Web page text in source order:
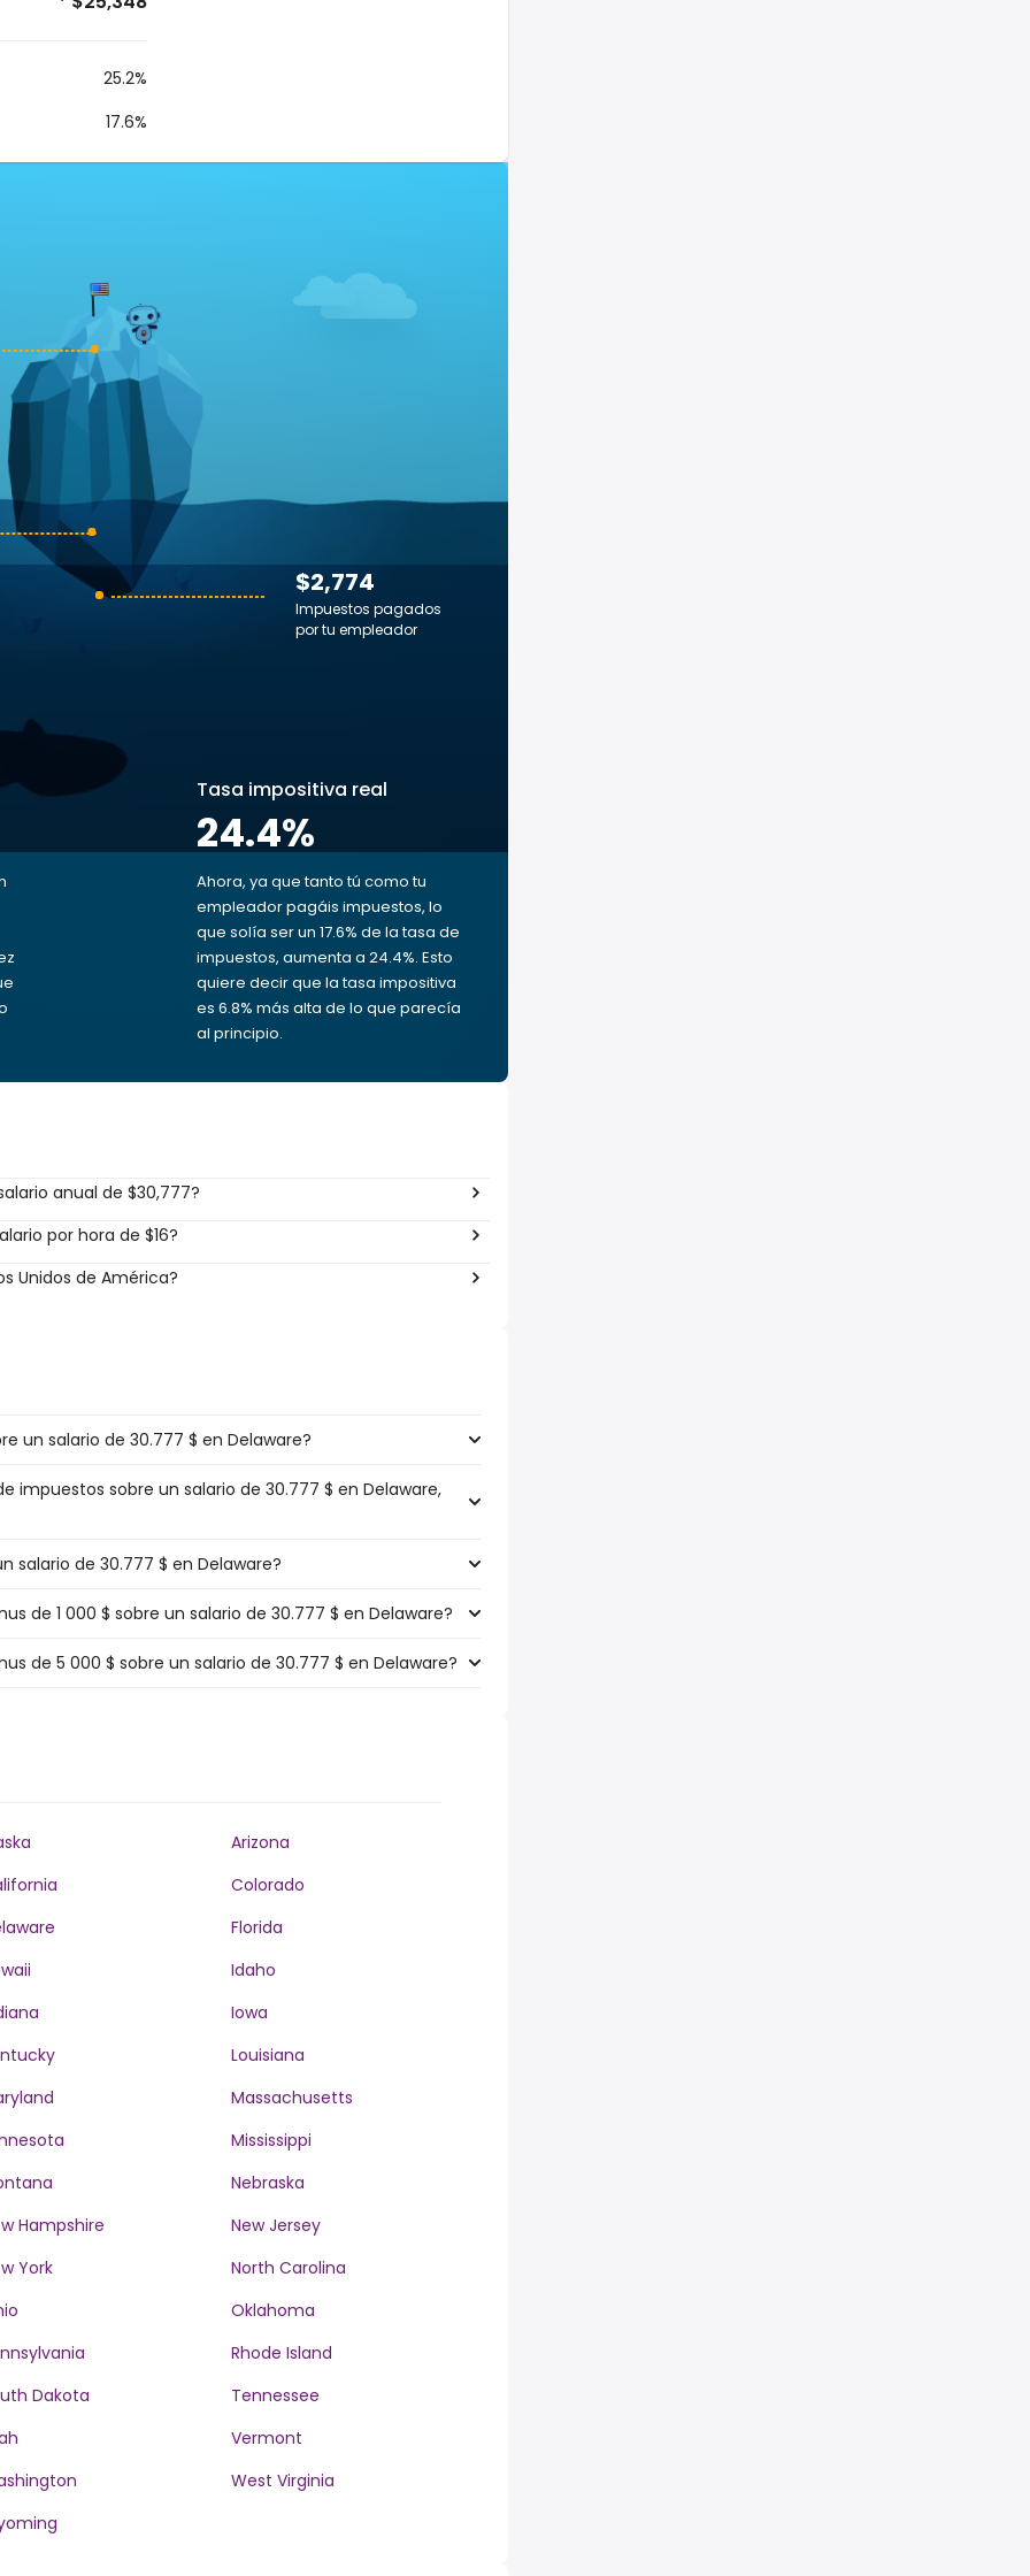
25.2%
17.6%
$2,774
Impuestos pagados
por tu empleador
Tasa impositiva real
24.4%
Ahora, ya que tanto tú como tu
empleador pagáis impuestos, lo
que solía ser un 17.6% de la tasa de
impuestos, aumenta a 24.4%. Esto
quiere decir que la tasa impositiva
es 6.8% más alta de lo que parecía
al principio.
anual de $30,777?
por hora de $16?
Unidos de América?
un salario de 30.777 $ en Delaware?
impuestos sobre un salario de 30.777 $ en Delaware,
salario de 30.777 $ en Delaware?
de 1 000 $ sobre un salario de 30.777 $ en Delaware?
de 5 000 $ sobre un salario de 30.777 $ en Delaware?
Arizona
Colorado
Florida
Idaho
Iowa
Louisiana
Massachusetts
Mississippi
Nebraska
Hampshire
New Jersey
York
North Carolina
Oklahoma
Rhode Island
Dakota
Tennessee
Vermont
West Virginia